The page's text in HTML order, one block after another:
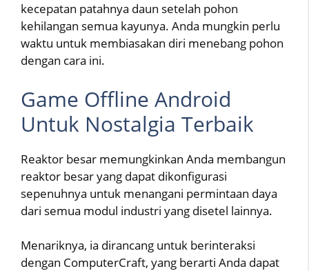
kecepatan patahnya daun setelah pohon
kehilangan semua kayunya. Anda mungkin perlu
waktu untuk membiasakan diri menebang pohon
dengan cara ini.
Game Offline Android
Untuk Nostalgia Terbaik
Reaktor besar memungkinkan Anda membangun
reaktor besar yang dapat dikonfigurasi
sepenuhnya untuk menangani permintaan daya
dari semua modul industri yang disetel lainnya.
Menariknya, ia dirancang untuk berinteraksi
dengan ComputerCraft, yang berarti Anda dapat